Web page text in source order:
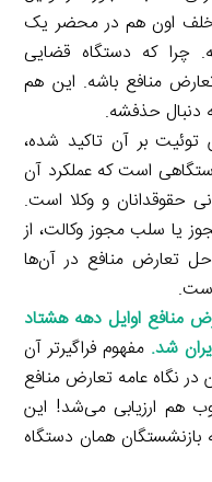
اون هم در محضر یک
چرا که دستگاه قضایی
منافع باشه. این هم
دنبال حذفشه.
توئیت بر آن تاکید شده،
است که عملکرد آن
حقوقدانان و وکلا است.
یا سلب مجوز وکالت، از
تعارض منافع در آن‌ها
منافع اوایل دهه هشتاد
شد. مفهوم فراگیرتر آن
در نگاه عامه تعارض منافع
هم ارزیابی می‌شد! این
بازنشستگان همان دستگاه